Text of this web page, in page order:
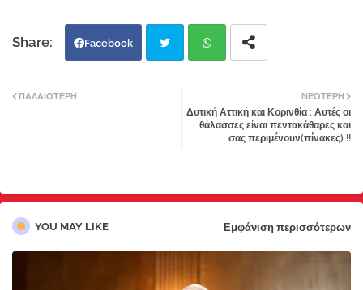
Facebook
atsa
ΝΕΌΤΕΡΗ
Δυτική Αττική και Κορινθία : Αυτές οι
θάλασσες είναι πεντακάθαρες και
σας περιμένουν(πίνακες) !!
ΠΑΛΑΙΌΤΕΡΗ
YOU MAY LIKE Εμφάνιση περισσότερων